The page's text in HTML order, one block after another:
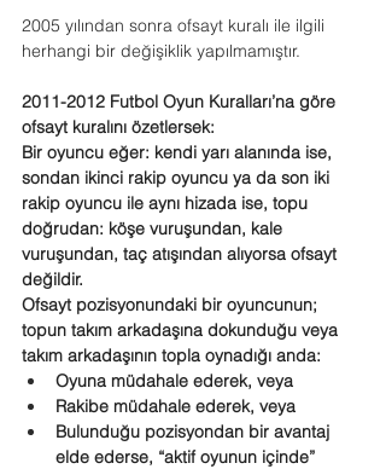
2005 yılından sonra ofsayt kuralı ile ilgili
herhangi bir değişiklik yapılmamıştır.
2011-2012 Futbol Oyun Kuralları’na göre
ofsayt kuralını özetlersek:
Bir oyuncu eğer: kendi yarı alanında ise,
sondan ikinci rakip oyuncu ya da son iki
rakip oyuncu ile aynı hizada ise, topu
doğrudan: köşe vuruşundan, kale
vuruşundan, taç atışından alıyorsa ofsayt
değildir.
Ofsayt pozisyonundaki bir oyuncunun;
topun takım arkadaşına dokunduğu veya
takım arkadaşının topla oynadığı anda:
Oyuna müdahale ederek, veya
Rakibe müdahale ederek, veya
Bulunduğu pozisyondan bir avantaj
elde ederse, “aktif oyunun içinde”